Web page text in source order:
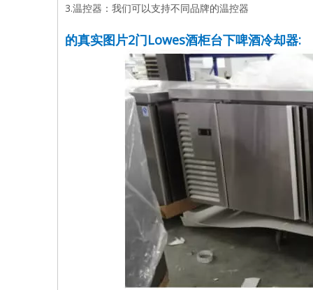
3.温控器：我们可以支持不同品牌的温控器
的真实图片2门Lowes酒柜台下啤酒冷却器: